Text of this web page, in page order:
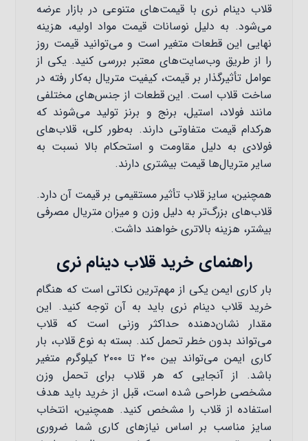
قلاب دینام نری با قیمت‌های متنوعی در بازار عرضه
می‌شود. به دلیل نوسانات قیمت مواد اولیه، هزینه
نهایی این قطعات متغیر است و می‌توانید قیمت روز
را از طریق وب‌سایت‌های معتبر بررسی کنید. یکی از
عوامل تأثیرگذار بر قیمت، کیفیت متریال به‌کار رفته در
ساخت قلاب است. این قطعات از جنس‌های مختلفی
مانند فولاد، استیل، برنج و برنز تولید می‌شوند که
هرکدام قیمت متفاوتی دارند. به‌طور کلی، قلاب‌های
فولادی به دلیل مقاومت و استحکام بالا نسبت به
سایر متریال‌ها قیمت بیشتری دارند.
همچنین، سایز قلاب تأثیر مستقیمی بر قیمت آن دارد.
قلاب‌های بزرگ‌تر به دلیل وزن و میزان متریال مصرفی
بیشتر، هزینه بالاتری خواهند داشت.
راهنمای خرید قلاب دینام نری
بار کاری ایمن یکی از مهم‌ترین نکاتی است که هنگام
خرید قلاب دینام نری باید به آن توجه کنید. این
مقدار نشان‌دهنده حداکثر وزنی است که قلاب
می‌تواند بدون خطر تحمل کند. بسته به نوع قلاب، بار
کاری ایمن می‌تواند بین ۲۰۰ تا ۲۰۰۰ کیلوگرم متغیر
باشد. از آنجایی که هر قلاب برای تحمل وزن
مشخصی طراحی شده است، قبل از خرید باید هدف
استفاده از قلاب را مشخص کنید. همچنین، انتخاب
سایز مناسب بر اساس نیازهای کاری شما ضروری